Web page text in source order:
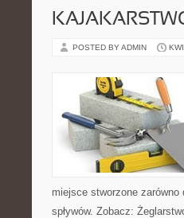
POSTED BY ADMIN
miejsce stworzone
spływów. Zobacz: